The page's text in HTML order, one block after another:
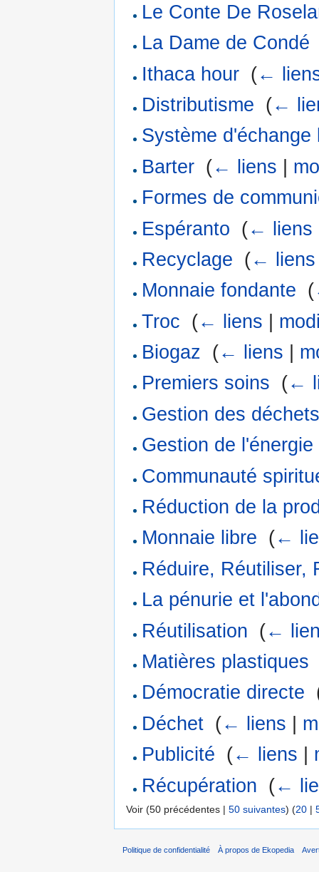
Le Conte De
La Dame de Condé
Ithaca hour (←
Distributisme (←
Système d'échange
Barter (← liens
Formes de
Espéranto (← liens
Recyclage (← liens
Monnaie fondante (
Troc (← liens
Biogaz (← liens
Premiers soins (←
Gestion des
Gestion de l'énergie
Communauté
Réduction de la
Monnaie libre (←
Réduire, Réutiliser,
La pénurie et
Réutilisation (←
Matières plastiques
Démocratie directe
Déchet (← liens
Publicité (← liens
Récupération (←
Voir (50 précédentes | 50 suivantes) (20 |
Politique de confidentialité À propos de Ekopedia